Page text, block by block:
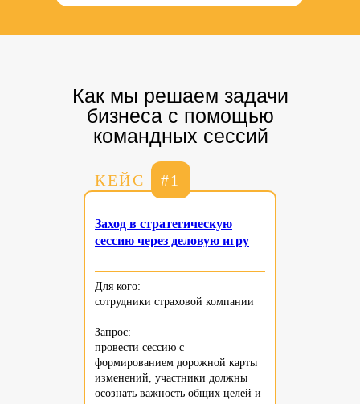
Как мы решаем задачи
бизнеса с помощью
командных сессий
КЕЙС #1
Заход в стратегическую
сессию через деловую игру
Для кого:
сотрудники страховой компании
Запрос:
провести сессию с
формированием дорожной карты
изменений, участники должны
осознать важность общих целей и